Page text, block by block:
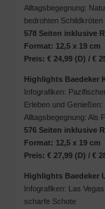
Alltagsbegegnung:
bedrohten Schildkröten
578 Seiten inklusive
Format: 12,5 x 19 cm
Preis: € 24,99 (D) / €
Highlights Baedeker
Infografiken:
Erleben und Genießen:
Alltagsbegegnung: Als
576 Seiten inklusive
Format: 12,5 x 19 cm
Preis: € 27,99 (D) / €
Highlights Baedeker
Infografiken: Las
scharfe Schote